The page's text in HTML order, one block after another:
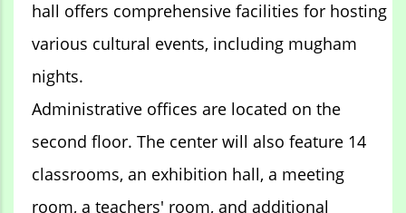
hall offers comprehensive facilities for hosting
various cultural events, including mugham
nights.
Administrative offices are located on the
second floor. The center will also feature 14
classrooms, an exhibition hall, a meeting
room, a teachers' room, and additional